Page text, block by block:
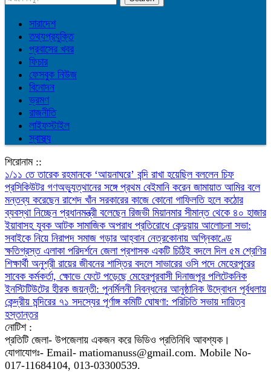
সারাদেশ
তথ্যপ্রযুক্তি
প্রবাসের খবর
ফিচার
ফেসবুক নিউজ
বিনোদন
ভ্রমণ
রাজনীতি
লাইফস্টাইল
স্বাস্থ্য
শিরোনাম ::
১/১১ তে তারেক রহমানকে ‘আয়নাঘরে’ বন্দি রাখা হয়েছিল বললেন চিফ
প্রসিকিউটর গণঅভ্যুত্থানের সঙ্গে প্রথম বেইমানি করেন জামায়াত আমির বলে
মন্তব্য করেছেন রাশেদ খাঁন সরকারের কাজে কোনো গাফিলতি হলে কঠোর
ব্যবস্থা নিচ্ছেন প্রধানমন্ত্রী বলেছেন রিজভী মিয়ানমার সীমান্ত থেকে ৪০ হাজার
ইয়াবাসহ যুবক আটক সামাজিক অপরাধ প্রতিরোধে কেন্দুয়ায় আলোচনা সভা:
সবাইকে নিয়ে নিরাপদ সমাজ গড়ার আহ্বান নেত্রকোনায় অগ্নিকাণ্ডে
ক্ষতিগ্রস্ত এলাকা পরিদর্শনে জেলা প্রশাসক একটি চিঠিই বদলে দিল ৫ম শ্রেণির
শিক্ষার্থী অনুশ্রী রায়ের জীবনের শাস্তির বদলে সাভারের ওসি পদে মেহেরপুরের
সাবেক কর্মকর্তা, ক্ষোভে ফেটে পড়েছে মেহেরপুরবাসী দিনাজপুর পলিটেকনিক
ইনস্টিটিউটের হীরক জয়ন্তী: পুনর্মিলনী নিবন্ধনের আনুষ্ঠানিক উদ্বোধন পূর্বধলায়
কেন্দ্রীয় মন্দিরের ৭১ সদস্যের পূর্ণাঙ্গ কমিটি ঘোষণা: পরিচিতি সভায় দায়িত্ব
হস্তান্তর
নোটিশ :
প্রতিটি জেলা- উপজেলায় একজন করে ভিডিও প্রতিনিধি আবশ্যক।
যোগাযোগঃ- Email- matiomanuss@gmail.com. Mobile No-
017-11684104, 013-03300539.